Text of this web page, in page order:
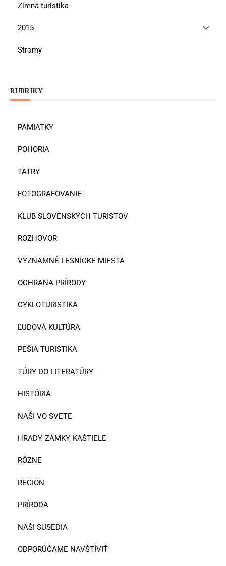
Zimná turistika
2015
Stromy
RUBRIKY
PAMIATKY
POHORIA
TATRY
FOTOGRAFOVANIE
KLUB SLOVENSKÝCH TURISTOV
ROZHOVOR
VÝZNAMNÉ LESNÍCKE MIESTA
OCHRANA PRÍRODY
CYKLOTURISTIKA
ĽUDOVÁ KULTÚRA
PEŠIA TURISTIKA
TÚRY DO LITERATÚRY
HISTÓRIA
NAŠI VO SVETE
HRADY, ZÁMKY, KAŠTIELE
RÔZNE
REGIÓN
PRÍRODA
NAŠI SUSEDIA
ODPORÚČAME NAVŠTÍVIŤ